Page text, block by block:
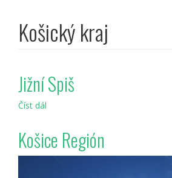
Košický kraj
Jižní Spiš
Číst dál
Košice Región